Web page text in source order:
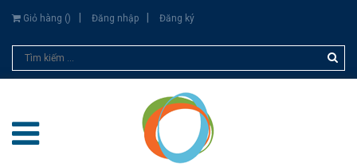
Giỏ hàng () Đăng nhập Đăng ký